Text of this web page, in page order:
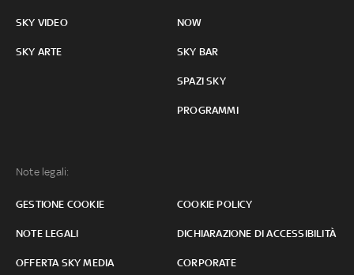
SKY VIDEO
SKY ARTE
NOW
SKY BAR
SPAZI SKY
PROGRAMMI
Note legali:
GESTIONE COOKIE COOKIE POLICY
NOTE LEGALI DICHIARAZIONE DI ACCESSIBILITÀ
OFFERTA SKY MEDIA CORPORATE